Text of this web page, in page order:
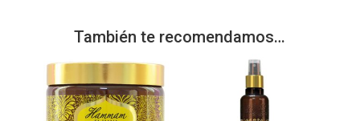
También te recomendamos…